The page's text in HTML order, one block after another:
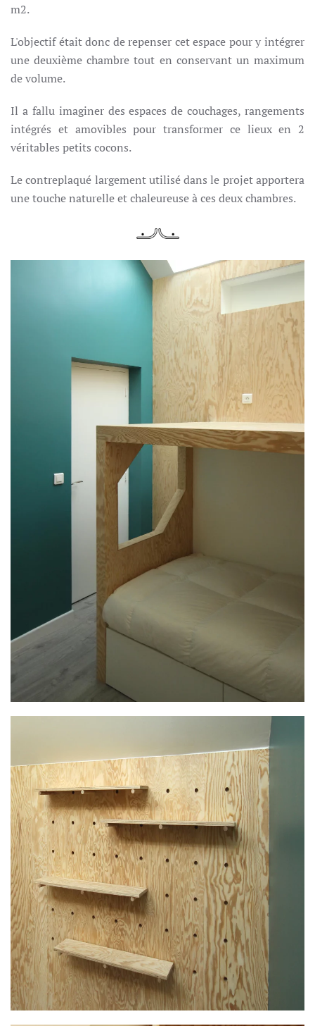
m2.
L'objectif était donc de repenser cet espace pour y intégrer
une deuxième chambre tout en conservant un maximum
de volume.
Il a fallu imaginer des espaces de couchages, rangements
intégrés et amovibles pour transformer ce lieux en 2
véritables petits cocons.
Le contreplaqué largement utilisé dans le projet apportera
une touche naturelle et chaleureuse à ces deux chambres.
PLUS GRAND
PLUS GRAND